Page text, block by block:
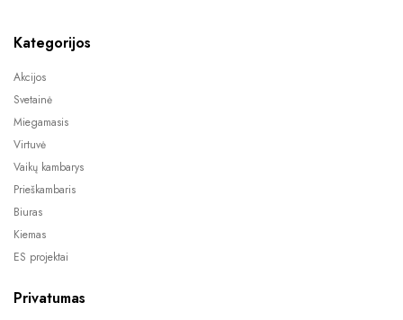
Kategorijos
Akcijos
Svetainė
Miegamasis
Virtuvė
Vaikų kambarys
Prieškambaris
Biuras
Kiemas
ES projektai
Privatumas